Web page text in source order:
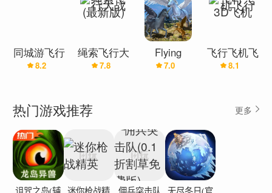
同城游飞行
棋
8.2
绳索飞行大
战(最新版)
7.8
Flying
Unicorn
Survival(飞
行独角兽)
7.0
飞行飞机飞
行3D飞机
8.1
热门游戏推荐 更多
诅咒之岛(辅 迷你枪战精 佣兵突击队 无尽冬日(官